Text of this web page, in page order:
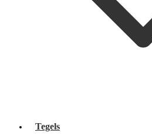
Tegels